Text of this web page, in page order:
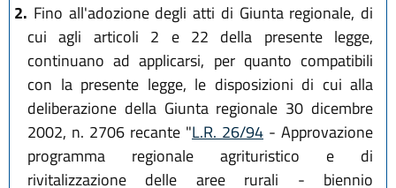
2. Fino all'adozione degli atti di Giunta regionale, di
cui agli articoli 2 e 22 della presente legge,
continuano ad applicarsi, per quanto compatibili
con la presente legge, le disposizioni di cui alla
deliberazione della Giunta regionale 30 dicembre
2002, n. 2706 recante "L.R. 26/94 - Approvazione
programma regionale agrituristico e di
rivitalizzazione delle aree rurali - biennio